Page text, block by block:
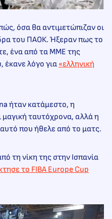
όσα θα αντιμετώπιζαν οι
του ΠΑΟΚ. Ήξεραν πως το
ένα από τα ΜΜΕ της
λόγο για «ελληνική
ήταν κατάμεστο, η
ταυτόχρονα, αλλά η
που ήθελε από το ματς.
τη νίκη της στην Ισπανία
το FIBA Europe Cup